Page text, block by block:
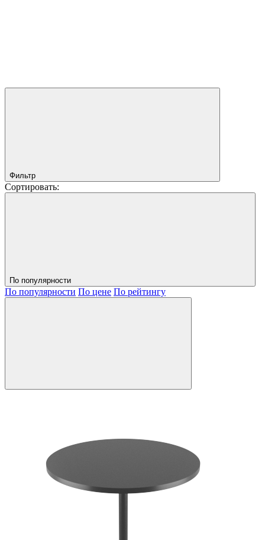
Фильтр
Сортировать:
По популярности
По популярности По цене По рейтингу